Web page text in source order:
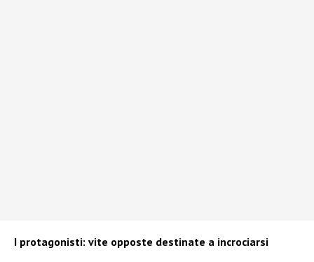
I protagonisti: vite opposte destinate a incrociarsi